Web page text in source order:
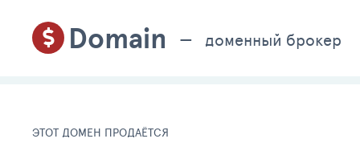
Domain доменный брокер
ЭТОТ ДОМЕН ПРОДАЁТСЯ